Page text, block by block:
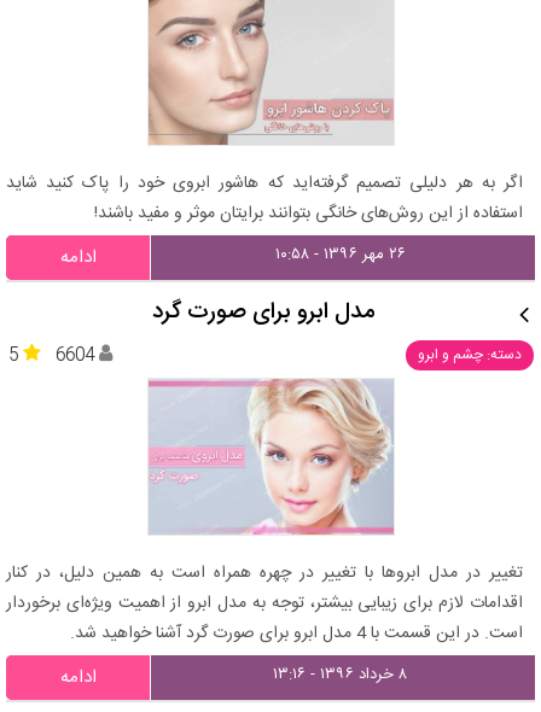
اگر به هر دلیلی تصمیم گرفته‌اید که هاشور ابروی خود را پاک کنید شاید
استفاده از این روش‌های خانگی بتوانند برایتان موثر و مفید باشند!
۲۶ مهر ۱۳۹۶ - ۱۰:۵۸ ادامه
مدل ابرو برای صورت گرد
دسته: چشم و ابرو 5 6604
تغییر در مدل ابروها با تغییر در چهره همراه است به همین دلیل، در کنار
اقدامات لازم برای زیبایی بیشتر، توجه به مدل ابرو از اهمیت ویژه‌ای برخوردار
است. در این قسمت با 4 مدل ابرو برای صورت گرد آشنا خواهید شد.
۸ خرداد ۱۳۹۶ - ۱۳:۱۶ ادامه